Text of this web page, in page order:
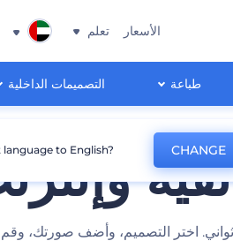
طباعة التصميمات الداخلية
الأسعار تعلم
اختر التصميم، وأضف صورتك، وقم
to English? CHANGE